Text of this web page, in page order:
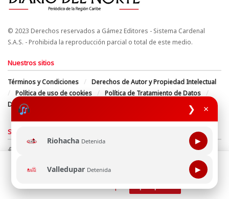
❯ ×
Riohacha Detenida ▶
Valledupar Detenida ▶
© 2023 Derechos reservados a Gámez Editores - Sistema Cardenal
S.A.S. - Prohibida la reproducción parcial o total de este medio.
Nuestros sitios
Términos y Condiciones
Derechos de Autor y Propiedad Intelectual
Política de uso de cookies
Política de Tratamiento de Datos
Directrices Editoriales
Síguenos
Esta página web usa cookie para mejorar tu experiencia de
navegación, al continuar aceptas nuestra política de uso de